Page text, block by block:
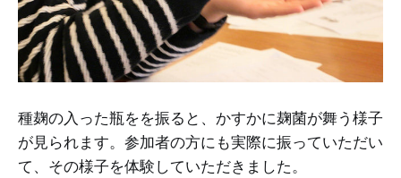
種麹の入った瓶をを振ると、かすかに麹菌が舞う様子
が見られます。参加者の方にも実際に振っていただい
て、その様子を体験していただきました。